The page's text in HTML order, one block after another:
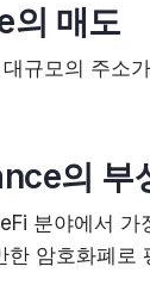
매도
규모의 주소
의 부
분야에서 가
암호화폐로